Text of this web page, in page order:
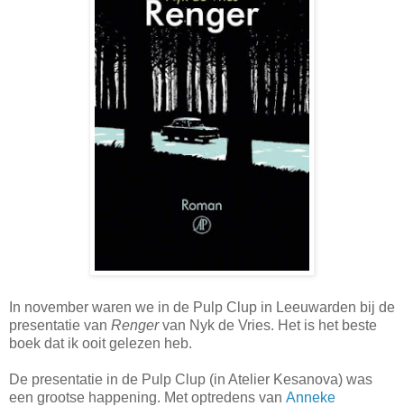
In november waren we in de Pulp Clup in Leeuwarden bij de
presentatie van Rengervan Nyk de Vries. Het is het beste
boek dat ik ooit gelezen heb.
De presentatie in de Pulp Clup (in Atelier Kesanova) was
een grootse happening. Met optredens van Anneke